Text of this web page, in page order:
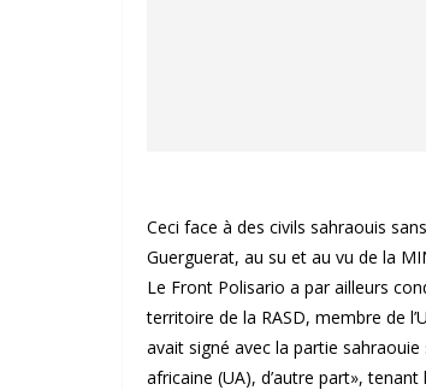
Ceci face à des civils sahraouis
Guerguerat, au su et au vu de la
Le Front Polisario a par ailleurs
territoire de la RASD, membre de
avait signé avec la partie sahraouie
africaine (UA), d’autre part»,